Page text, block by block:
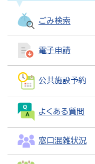
ごみ検索
電子申請
公共施設予約
よくある質問
窓口混雑状況